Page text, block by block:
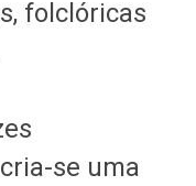
folclóricas
se uma